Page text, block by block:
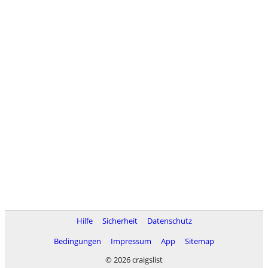
Hilfe Sicherheit
Datenschutz
Bedingungen
Impressum App
Sitemap
© 2026 craigslist